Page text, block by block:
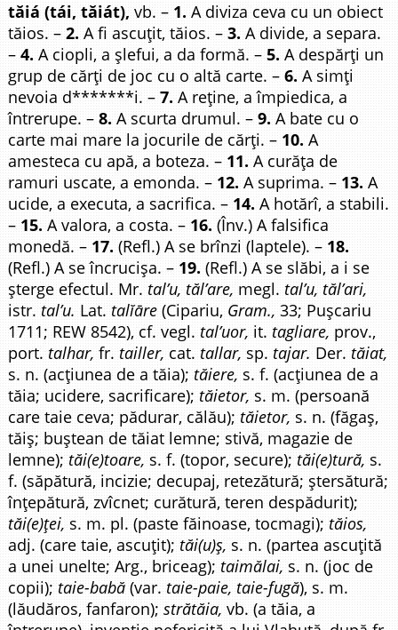
tăiá (tái, tăiát), vb. – 1. A diviza ceva cu un obiect
tăios. –2. A fi ascuțit, tăios. –3. A divide, a separa.
–4. A ciopli, a șlefui, a da formă. –5. A despărți un
grup de cărți de joc cu o altă carte. –6. A simți
nevoia d*******i. –7. A reține, a împiedica, a
întrerupe. –8. A scurta drumul. –9. A bate cu o
carte mai mare la jocurile de cărți. – 10. A
amesteca cu apă, a boteza. – 11. A curăța de
ramuri uscate, a emonda. – 12. A suprima. – 13. A
ucide, a executa, a sacrifica. – 14. A hotărî, a stabili.
– 15. A valora, a costa. – 16. (Înv.) A falsifica
monedă. – 17. (Refl.) A se brînzi (laptele). – 18.
(Refl.) A se încrucișa. – 19. (Refl.) A se slăbi, a i se
șterge efectul. Mr. tal’u, tăl’are, megl. tal’u, tăl’ari,
istr. tal’u. Lat. talĭāre (Cipariu, Gram., 33; Pușcariu
1711; REW 8542), cf. vegl.tal’uor, it.tagliare, prov.,
port.talhar, fr. tailler, cat.tallar, sp. tajar. Der. tăiat,
s. n. (acțiunea de a tăia); tăiere, s. f. (acțiunea de a
tăia; ucidere, sacrificare); tăietor, s. m. (persoană
care taie ceva; pădurar, călău);tăietor, s. n. (făgaș,
tăiș; buștean de tăiat lemne; stivă, magazie de
lemne); tăi(e)toare, s. f. (topor, secure); tăi(e)tură, s.
f. (săpătură, incizie; decupaj, retezătură; ștersătură;
înțepătură, zvîcnet; curătură, teren despădurit);
tăi(e)ței, s. m. pl. (paste făinoase, tocmagi); tăios,
adj. (care taie, ascuțit); tăi(u)ș, s. n. (partea ascuțită
a unei unelte; Arg., briceag); taimălai, s. n. (joc de
copii); taie-babă (var. taie-paie, taie-fugă), s. m.
(lăudăros, fanfaron);strătăia, vb. (a tăia, a